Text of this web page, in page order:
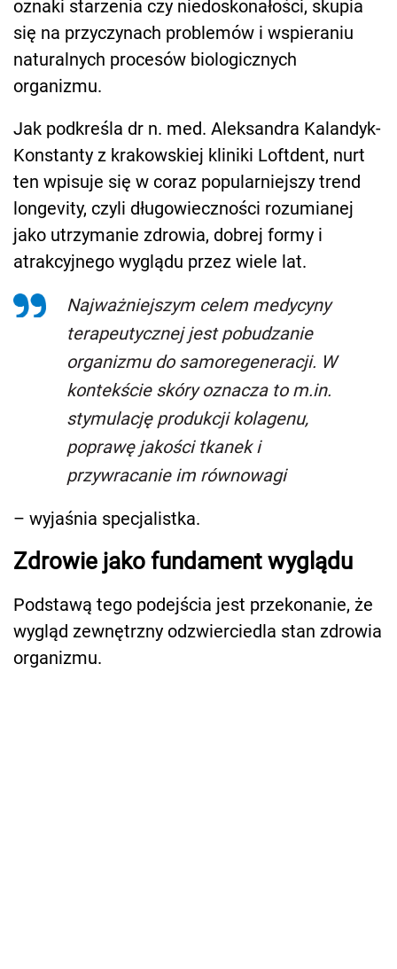
oznaki starzenia czy niedoskonałości, skupia
się na przyczynach problemów i wspieraniu
naturalnych procesów biologicznych
organizmu.
Jak podkreśla dr n. med. Aleksandra Kalandyk-
Konstanty z krakowskiej kliniki Loftdent, nurt
ten wpisuje się w coraz popularniejszy trend
longevity, czyli długowieczności rozumianej
jako utrzymanie zdrowia, dobrej formy i
atrakcyjnego wyglądu przez wiele lat.
Najważniejszym celem medycyny
terapeutycznej jest pobudzanie
organizmu do samoregeneracji. W
kontekście skóry oznacza to m.in.
stymulację produkcji kolagenu,
poprawę jakości tkanek i
przywracanie im równowagi
– wyjaśnia specjalistka.
Zdrowie jako fundament wyglądu
Podstawą tego podejścia jest przekonanie, że
wygląd zewnętrzny odzwierciedla stan zdrowia
organizmu.